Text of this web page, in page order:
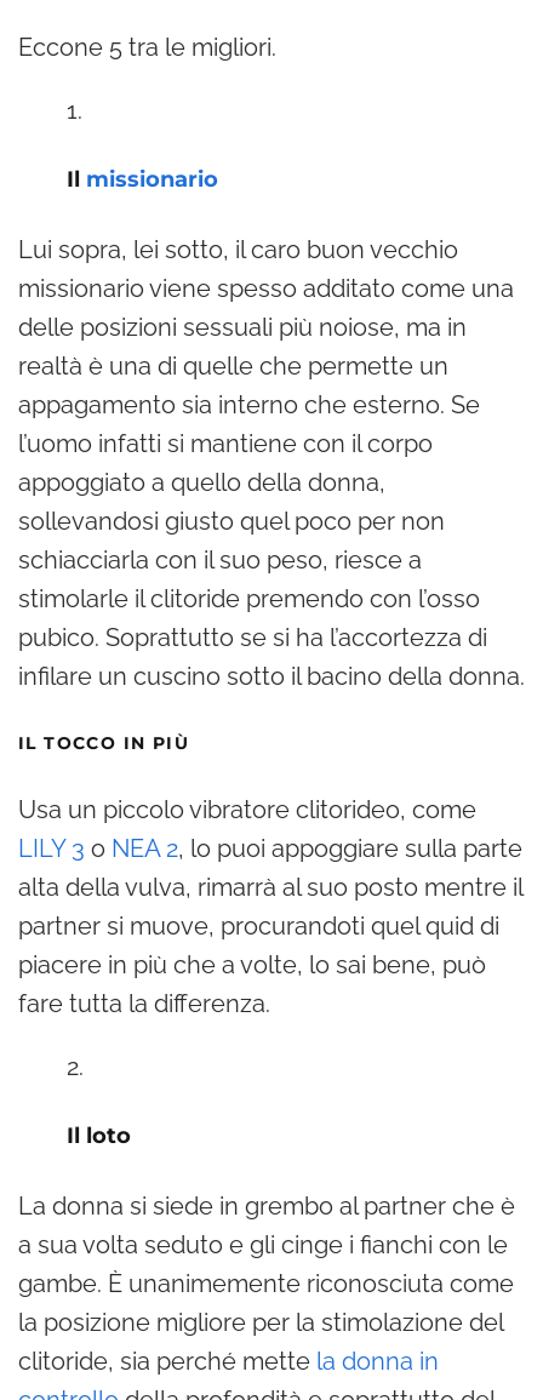
Eccone 5 tra le migliori.
Il missionario
Lui sopra, lei sotto, il caro buon vecchio
missionario viene spesso additato come una
delle posizioni sessuali più noiose, ma in
realtà è una di quelle che permette un
appagamento sia interno che esterno. Se
l’uomo infatti si mantiene con il corpo
appoggiato a quello della donna,
sollevandosi giusto quel poco per non
schiacciarla con il suo peso, riesce a
stimolarle il clitoride premendo con l’osso
pubico. Soprattutto se si ha l’accortezza di
infilare un cuscino sotto il bacino della donna.
IL TOCCO IN PIÙ
Usa un piccolo vibratore clitorideo, come
LILY 3 o NEA 2, lo puoi appoggiare sulla parte
alta della vulva, rimarrà al suo posto mentre il
partner si muove, procurandoti quel quid di
piacere in più che a volte, lo sai bene, può
fare tutta la differenza.
Il loto
La donna si siede in grembo al partner che è
a sua volta seduto e gli cinge i fianchi con le
gambe. È unanimemente riconosciuta come
la posizione migliore per la stimolazione del
clitoride, sia perché mette la donna in